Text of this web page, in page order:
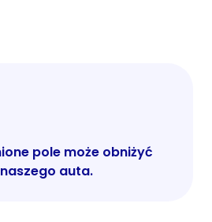
pole może obniżyć
auta.